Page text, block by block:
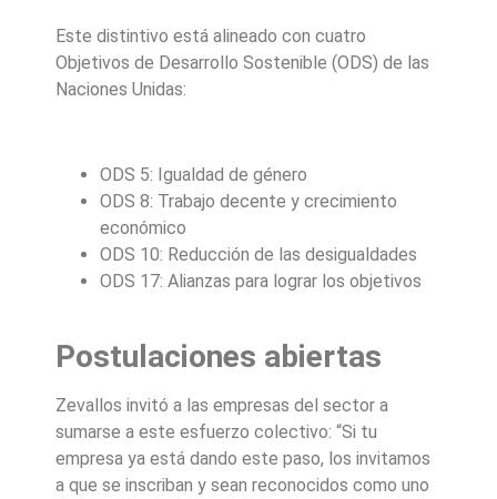
Este distintivo está alineado con cuatro
Objetivos de Desarrollo Sostenible (ODS) de las
Naciones Unidas:
ODS 5: Igualdad de género
ODS 8: Trabajo decente y crecimiento
económico
ODS 10: Reducción de las desigualdades
ODS 17: Alianzas para lograr los objetivos
Postulaciones abiertas
Zevallos invitó a las empresas del sector a
sumarse a este esfuerzo colectivo: “Si tu
empresa ya está dando este paso, los invitamos
a que se inscriban y sean reconocidos como uno